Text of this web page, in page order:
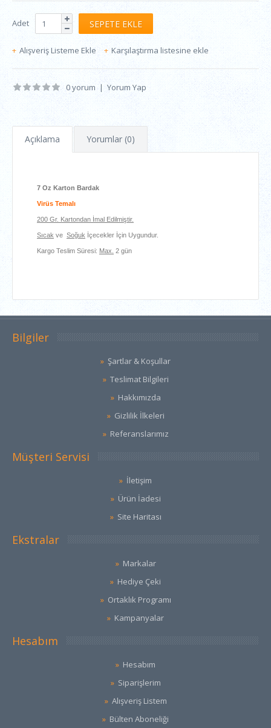
Adet
Alışveriş Listeme Ekle Karşılaştırma listesine ekle
0 yorum | Yorum Yap
Açıklama Yorumlar (0)
7 Oz Karton Bardak
Virüs Temalı
200 Gr. Kartondan İmal Edilmiştir.
Sıcak ve Soğuk İçecekler İçin Uygundur.
Kargo Teslim Süresi: Max. 2 gün
Bilgiler
Şartlar & Koşullar
Teslimat Bilgileri
Hakkımızda
Gizlilik İlkeleri
Referanslarımız
Müşteri Servisi
İletişim
Ürün İadesi
Site Haritası
Ekstralar
Markalar
Hediye Çeki
Ortaklık Programı
Kampanyalar
Hesabım
Hesabım
Siparişlerim
Alışveriş Listem
Bülten Aboneliği